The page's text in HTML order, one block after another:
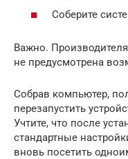
Соберите
Важно.
не предусмотрена
Собрав компьютер,
перезапустить
Учтите, что после
стандартные
вновь посетить